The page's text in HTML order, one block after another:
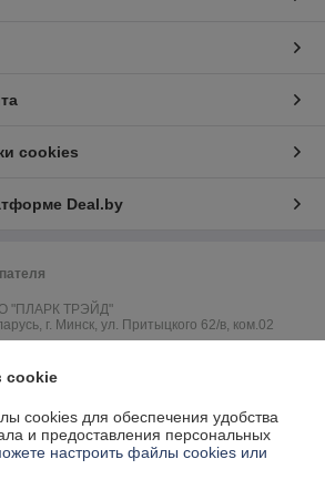
cookies
Deal.by
"ПЛАРК ТРЭЙД"
г. Минск, ул. Притыцкого 62/в, ком.02
Администрация Фрунзенского района г.
cookie
cookies для обеспечения удобства
и предоставления персональных
настроить файлы cookies или